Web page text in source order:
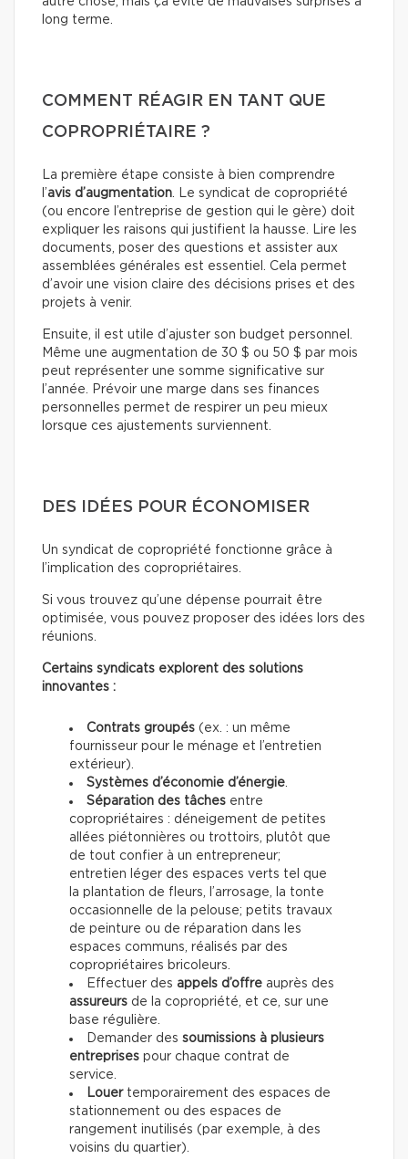
long terme.
COMMENT RÉAGIR EN TANT QUE
COPROPRIÉTAIRE ?
La première étape consiste à bien comprendre
l’avis d’augmentation. Le syndicat de copropriété
(ou encore l’entreprise de gestion qui le gère) doit
expliquer les raisons qui justifient la hausse. Lire les
documents, poser des questions et assister aux
assemblées générales est essentiel. Cela permet
d’avoir une vision claire des décisions prises et des
projets à venir.
Ensuite, il est utile d’ajuster son budget personnel.
Même une augmentation de 30 $ ou 50 $ par mois
peut représenter une somme significative sur
l’année. Prévoir une marge dans ses finances
personnelles permet de respirer un peu mieux
lorsque ces ajustements surviennent.
DES IDÉES POUR ÉCONOMISER
Un syndicat de copropriété fonctionne grâce à
l’implication des copropriétaires.
Si vous trouvez qu’une dépense pourrait être
optimisée, vous pouvez proposer des idées lors des
réunions.
Certains syndicats explorent des solutions
innovantes :
Contrats groupés (ex. : un même
fournisseur pour le ménage et l’entretien
extérieur).
Systèmes d’économie d’énergie.
Séparation des tâches entre
copropriétaires : déneigement de petites
allées piétonnières ou trottoirs, plutôt que
de tout confier à un entrepreneur;
entretien léger des espaces verts tel que
la plantation de fleurs, l’arrosage, la tonte
occasionnelle de la pelouse; petits travaux
de peinture ou de réparation dans les
espaces communs, réalisés par des
copropriétaires bricoleurs.
Effectuer des appels d’offre auprès des
assureurs de la copropriété, et ce, sur une
base régulière.
Demander des soumissions à plusieurs
entreprises pour chaque contrat de
service.
Louertemporairement des espaces de
stationnement ou des espaces de
rangement inutilisés (par exemple, à des
voisins du quartier).